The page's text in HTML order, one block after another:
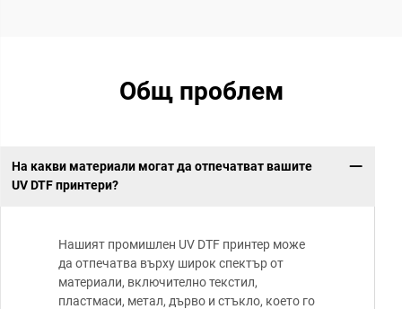
Общ проблем
На какви материали могат да отпечатват вашите
UV DTF принтери?
Нашият промишлен UV DTF принтер може
да отпечатва върху широк спектър от
материали, включително текстил,
пластмаси, метал, дърво и стъкло, което го